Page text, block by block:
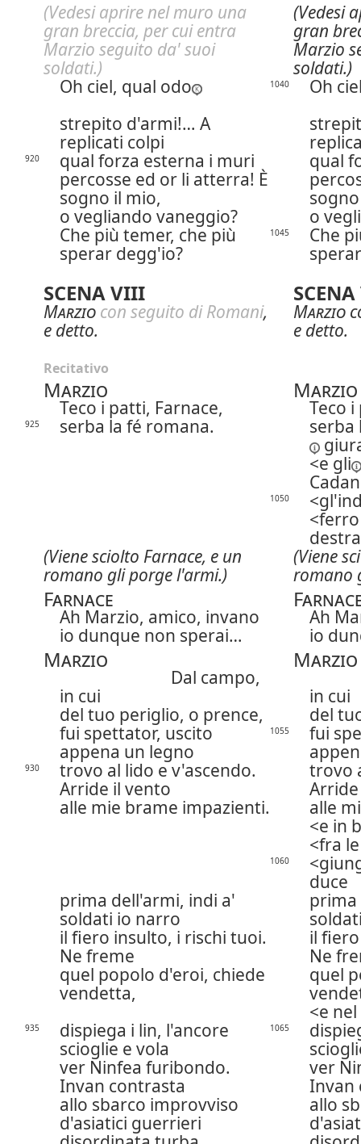
(Vedesi aprire nel muro una
gran breccia, per cui entra
Marzio seguito da' suoi
soldati.)
(Vedesi
gran
Marzio
soldati.)
Oh ciel, qual odo
1040
Oh
strepito d'armi!… A
replicati colpi
920 qual forza esterna i muri
qual
percosse ed or li atterra! È
sogno il mio,
o vegliando vaneggio?
o
Che più temer, che più
sperar degg'io?
1045
Che
SCENA VIII
Marzio con seguito di Romani,
e detto.
Marzio
e detto.
Recitativo
Marzio Marzio
Teco i patti, Farnace, Teco
925 serba la fé romana.
serba
e gli
1050
(Viene sciolto Farnace, e un
romano gli porge l'armi.)
(Viene
romano
Farnace
Ah Marzio, amico, invano
Ah
io dunque non sperai…
io
Marzio Marzio
Dal campo,
in cui
in cui
del tuo periglio, o prence,
del
fui spettator, uscito
appena un legno
1055
fui
930
trovo al lido e v'ascendo.
Arride il vento
trovo
alle mie brame impazienti.
alle
e in
fra
1060
duce
prima dell'armi, indi a'
soldati io narro
prima
il fiero insulto, i rischi tuoi.
Ne freme
il
Ne
quel popolo d'eroi, chiede
vendetta,
quel
e
935
dispiega i lin, l'ancore
scioglie e vola
1065
ver Ninfea furibondo.
Invan contrasta
ver
Invan
allo sbarco improvviso
allo
d'asiatici guerrieri